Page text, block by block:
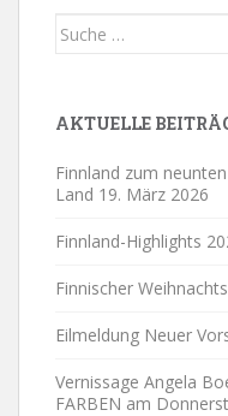
Suche
AKTUELLE
Finnland zum
Land 19. März 2026
Finnland-Highlights
Finnischer
Eilmeldung Neuer
Vernissage Angela
FARBEN am